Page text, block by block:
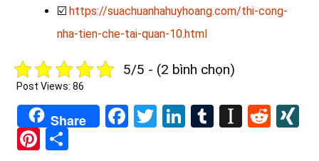
☑️ https://suachuanhahuyhoang.com/thi-cong-
nha-tien-che-tai-quan-10.html
5/5 - (2 bình chọn)
Post Views: 86
Share Facebook
TwitterLinkedIn
Tumblr
Pinterest